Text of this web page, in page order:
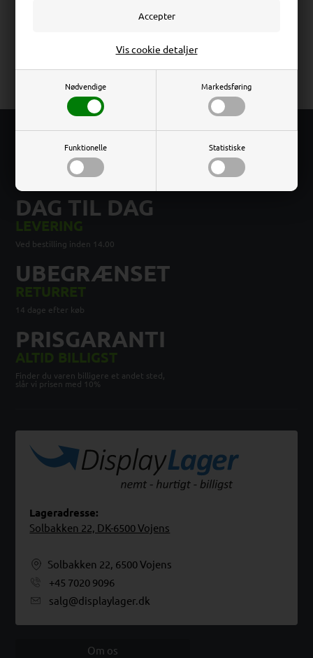
Nødvendige Markedsføring
Funktionelle Statistiske
Vis cookie detaljer
Standeren kan monteres med op til tre rammer på begge
Mini Multi Stand Frame Single (Info Displays) -
Ved køb over 800 kr. ex .moms eller 1.000 kr. inkl. moms
DAG TIL DAG
LEVERING
Ved bestilling inden 14.00
UBEGRÆNSET
RETURRET
14 dage efter køb
PRISGARANTI
ALTID BILLIGST
Finder du varen billigere et andet sted,
slår vi prisen med 10%
Lageradresse:
Solbakken 22, DK-6500 Vojens
Solbakken 22, 6500 Vojens
+45 7020 9096
salg@displaylager.dk
Om os
Erhverv
Priser ekskl. moms
Privat
Priser inkl. moms